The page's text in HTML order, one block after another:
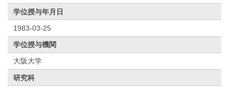
学位授与年月日
1983-03-25
学位授与機関
大阪大学
研究科